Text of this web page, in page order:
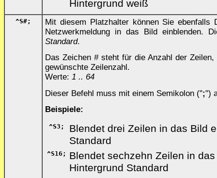
Hintergrund weiß
^S#;
Mit diesem Platzhalter können Sie
Netzwerkmeldung in das Bild einblenden.
Standard.
Das Zeichen #steht für die Anzahl der
gewünschte Zeilenzahl.
Werte: 1 .. 64
Dieser Befehl muss mit einem Semikolon (";")
Beispiele:
^S3;
Blendet drei Zeilen in das Bild
Standard
^S16;
Blendet sechzehn Zeilen in
Hintergrund Standard